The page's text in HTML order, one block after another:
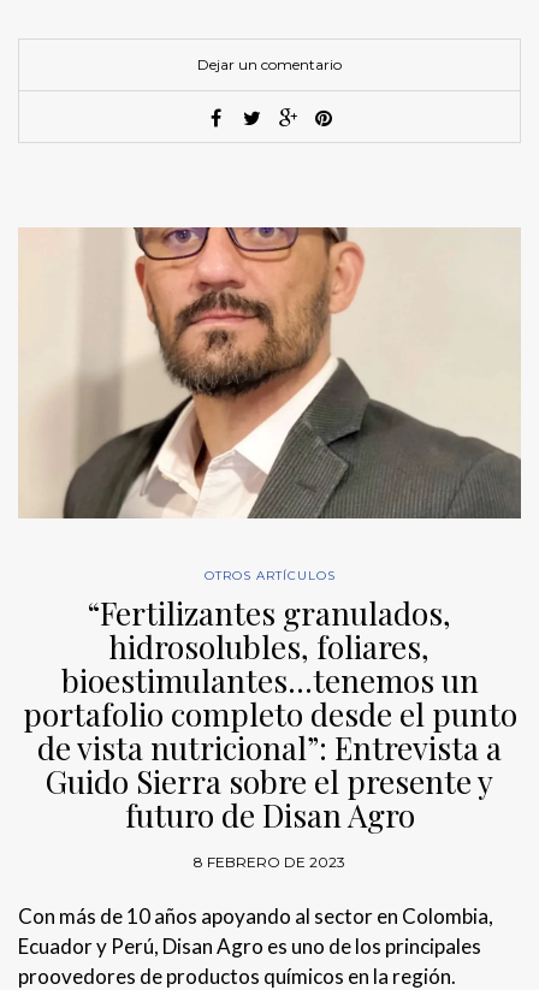
Dejar un comentario
OTROS ARTÍCULOS
“Fertilizantes granulados,
hidrosolubles, foliares,
bioestimulantes…tenemos un
portafolio completo desde el punto
de vista nutricional”: Entrevista a
Guido Sierra sobre el presente y
futuro de Disan Agro
8 FEBRERO DE 2023
Con más de 10 años apoyando al sector en Colombia,
Ecuador y Perú, Disan Agro es uno de los principales
proovedores de productos químicos en la región.